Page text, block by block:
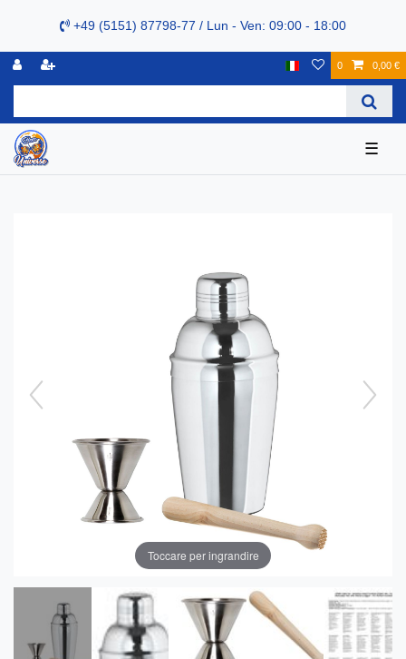
+49 (5151) 87798-77 / Lun - Ven: 09:00 - 18:00
0 0,00 €
☰
Toccare per ingrandire